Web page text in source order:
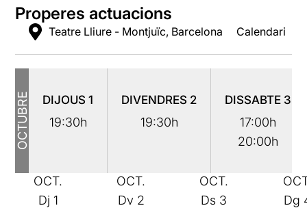
Properes actuacions
Teatre Lliure - Montjuïc, Barcelona Calendari
OCTUBRE DIJOUS1
19:30h
DIVENDRES 2
19:30h
DISSABTE 3
17:00h
20:00h
OCT.
Dj 1
OCT.
Dv 2
OCT.
Ds 3
Dg